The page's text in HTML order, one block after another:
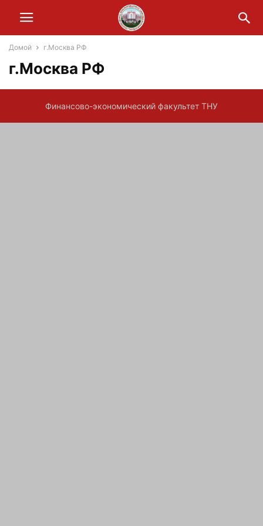
Домой г.Москва РФ
г.Москва РФ
Финансово-экономический факультет ТНУ